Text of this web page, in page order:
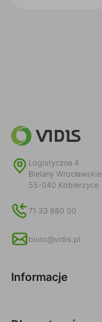
Logistyczna 4
Bielany Wrocławskie
55-040 Kobierzyce
71 33 880 00
biuro@vidis.pl
Informacje